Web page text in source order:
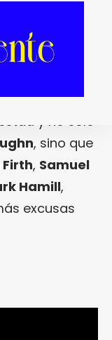
a viejos de
y clase con
agentes
y no sólo
, sino que
Firth, Samuel
Hamill,
excusas